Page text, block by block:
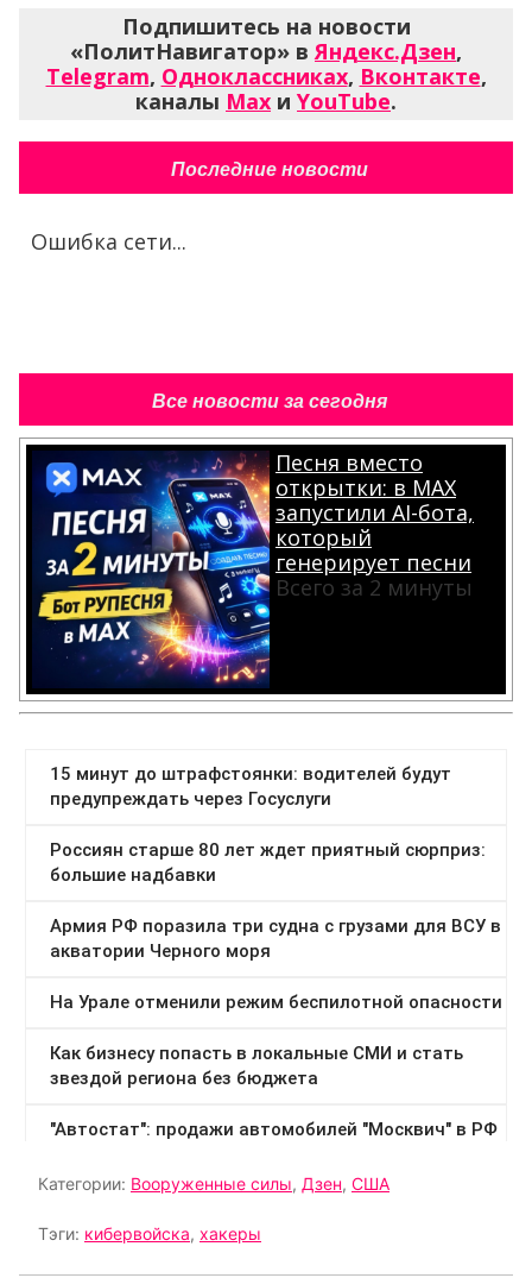
Подпишитесь на новости
«ПолитНавигатор» вЯндекс.Дзен,
Telegram, Одноклассниках, Вконтакте,
каналы Max и YouTube.
Последние новости
Ошибка сети...
Все новости за сегодня
Песня вместо
открытки: в MAX
запустили AI-бота,
который
генерирует песни
Всего за 2 минуты
Категории: Вооруженные силы, Дзен, США
Тэги: кибервойска, хакеры